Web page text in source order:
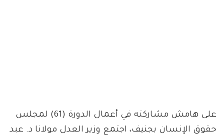
على هامش مشاركته في أعمال الدورة (61) لمجلس
حقوق الإنسان بجنيف، اجتمع وزير العدل مولانا د. عبد